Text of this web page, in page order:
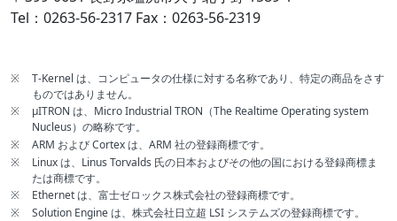
Tel：0263-56-2317 Fax：0263-56-2319
※
T-Kernel は、コンピュータの仕様に対する名称であり、特定の商品をさす
ものではありません。
※
μITRON は、Micro Industrial TRON（The Realtime Operating system
Nucleus）の略称です。
※
ARM および Cortex は、ARM 社の登録商標です。
※
Linux は、Linus Torvalds 氏の日本およびその他の国における登録商標ま
たは商標です。
※
Ethernet は、富士ゼロックス株式会社の登録商標です。
※
Solution Engine は、株式会社日立超 LSI システムズの登録商標です。